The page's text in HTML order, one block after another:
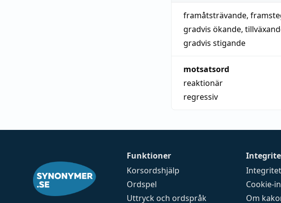
framåtsträvande,
gradvis ökande,
gradvis stigande
motsatsord
reaktionär
regressiv
Funktioner
Korsordshjälp
Ordspel
Uttryck och ordspråk
Cookie-
Om